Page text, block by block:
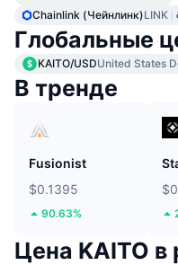
Chainlink (Чейнлинк)LINK
Глобальные
KAITO/USDUnited States
В тренде
Fusionist
$0.1395
90.63%
Цена KAITO